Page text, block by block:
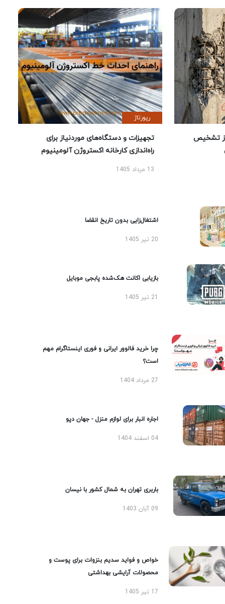
تشخیص
رپورتاژ
تجهیزات و دستگاه‌های موردنیاز برای
راه‌اندازی کارخانه اکستروژن آلومینیوم
13 مرداد 1405
اشتغال‌زایی بدون تاریخ انقضا
20 تیر 1405
بازیابی اکانت هک‌شده پابجی موبایل
چرا خرید فالوور ایرانی و فوری اینستاگرام مهم
است؟
27 مرداد 1404
اجاره انبار برای لوازم منزل - جهان دپو
04 اسفند 1404
باربری تهران به شمال کشور با نیسان
09 آبان 1403
خواص و فواید سدیم بنزوات برای پوست و
محصولات آرایشی بهداشتی
17 تیر 1405